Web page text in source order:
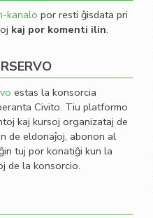
kanalo por resti ĝisdata pri
kaj por komenti ilin.
estas la konsorcia
Civito. Tiu platformo
kaj kursoj organizataj de
de eldonaĵoj, abonon al
tuj por konatiĝi kun la
de la konsorcio.